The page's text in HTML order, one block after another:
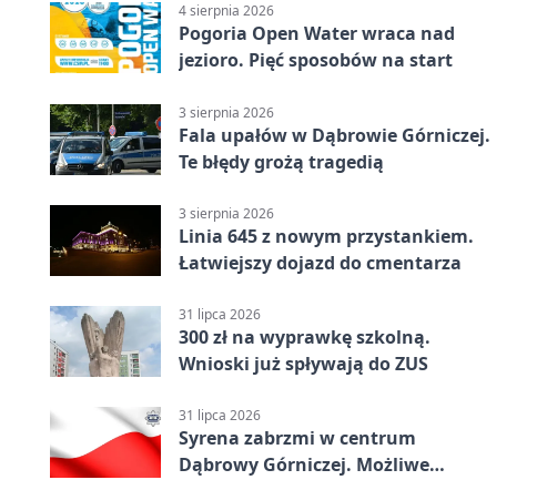
4 sierpnia 2026
Pogoria Open Water wraca nad
jezioro. Pięć sposobów na start
3 sierpnia 2026
Fala upałów w Dąbrowie Górniczej.
Te błędy grożą tragedią
3 sierpnia 2026
Linia 645 z nowym przystankiem.
Łatwiejszy dojazd do cmentarza
31 lipca 2026
300 zł na wyprawkę szkolną.
Wnioski już spływają do ZUS
31 lipca 2026
Syrena zabrzmi w centrum
Dąbrowy Górniczej. Możliwe